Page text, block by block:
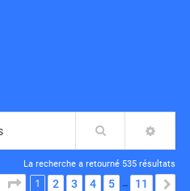
Rechercher
La recherche a retourné 535 résultats
PAGE 1 SUR 11
1 2 3 4 5 … 11